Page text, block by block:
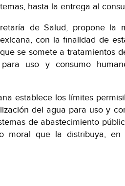
hasta la entrega al
de Salud, propone la
con la finalidad de
se somete a tratamientos
uso y consumo
establece los límites
del agua para uso y
de abastecimiento
moral que la distribuya,